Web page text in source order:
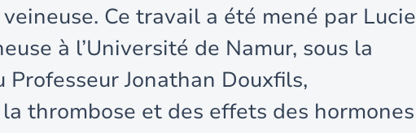
Ce travail a été mené par Lucie
à l’Université de Namur, sous la
Professeur Jonathan Douxfils,
thrombose et des effets des hormones